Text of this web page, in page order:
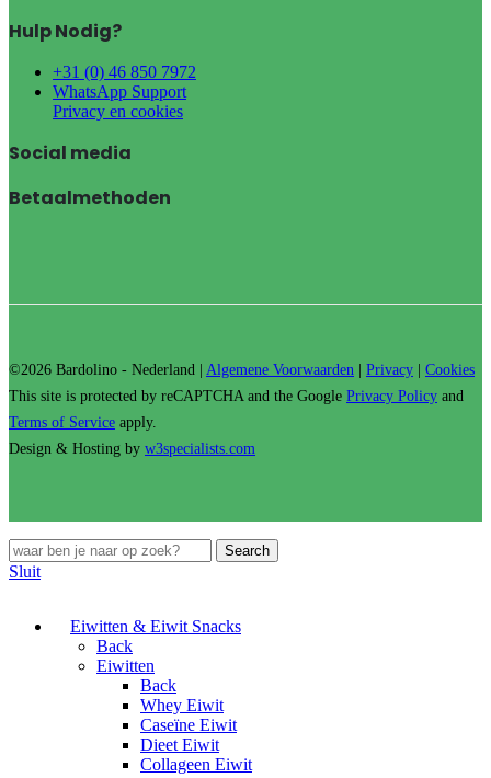
Hulp Nodig?
+31 (0) 46 850 7972
WhatsApp Support
Privacy en cookies
Social media
Betaalmethoden
©2026 Bardolino - Nederland | Algemene Voorwaarden Privacy
Cookies
This site is protected by reCAPTCHA and the Google Privacy Policy and
Terms of Service apply.
Design & Hosting by w3specialists.com
Search
Sluit
Eiwitten & Eiwit Snacks
Back
Eiwitten
Back
Whey Eiwit
Caseïne Eiwit
Dieet Eiwit
Collageen Eiwit